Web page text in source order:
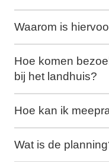
Waarom is
Hoe komen
bij het landhuis?
Hoe kan ik
Wat is de